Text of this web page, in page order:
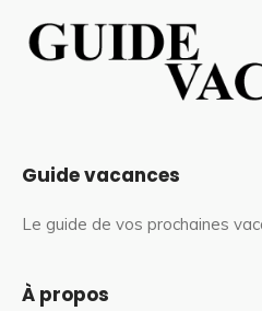
Guide vacances
Le guide de vos prochaines
À propos